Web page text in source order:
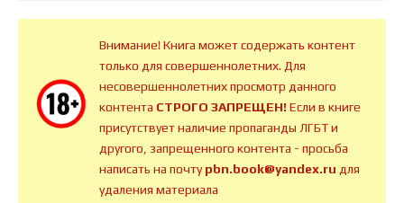
Внимание! Книга может содержать контент
только для совершеннолетних. Для
несовершеннолетних просмотр данного
контента СТРОГО ЗАПРЕЩЕН!Если в книге
присутствует наличие пропаганды ЛГБТ и
другого, запрещенного контента - просьба
написать на почтуpbn.book@yandex.ru для
удаления материала